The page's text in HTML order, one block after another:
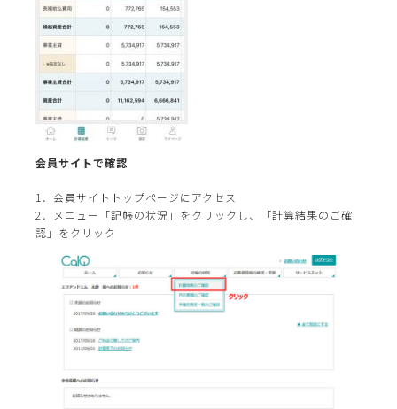
会員サイトで確認
1．会員サイトトップページにアクセス
2．メニュー「記帳の状況」をクリックし、「計算結果のご確
認」をクリック